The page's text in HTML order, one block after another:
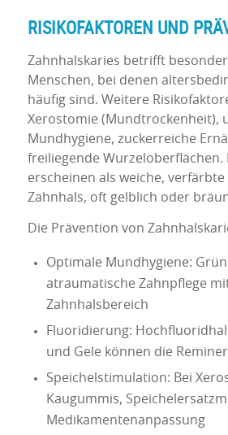
RISIKOFAKTOREN UND
Zahnhalskaries betrifft
Menschen, bei denen
häufig sind. Weitere
Xerostomie (Mundtrockenheit),
Mundhygiene, zuckerreiche
freiliegende Wurzeloberflächen.
erscheinen als weiche, verfärbte
Zahnhals, oft gelblich oder
Die Prävention von
Optimale Mundhygiene:
atraumatische Zahnpflege
Zahnhalsbereich
Fluoridierung:
und Gele können die
Speichelstimulation: Bei
Kaugummis,
Medikamentenanpassung